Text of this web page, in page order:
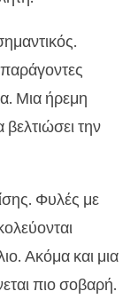
Μια ήρεμη
την
Φυλές με
Ακόμα και μια
πιο σοβαρή.